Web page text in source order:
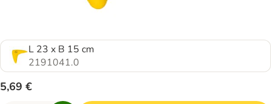
L 23 x B 15 cm
2191041.0
5,69 €